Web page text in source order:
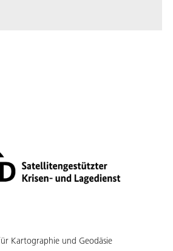
Kartographie und Geodäsie